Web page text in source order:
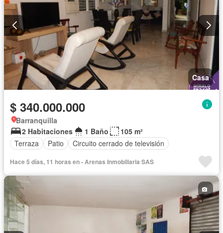
Casa
$ 340.000.000
Barranquilla
2 Habitaciones
1 Baño
105 m²
Terraza
Patio Circuito cerrado de televisión
Hace 5 días, 11 horas en - Arenas Inmobiliaria SAS